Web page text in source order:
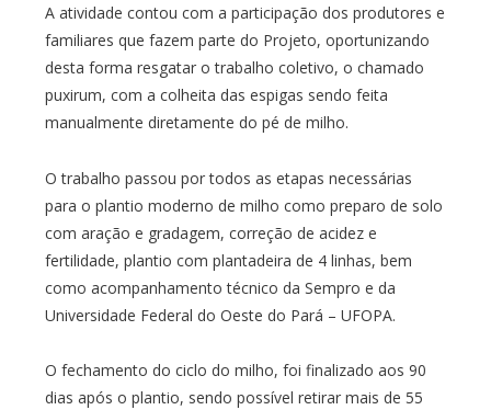
A atividade contou com a participação dos produtores e
familiares que fazem parte do Projeto, oportunizando
desta forma resgatar o trabalho coletivo, o chamado
puxirum, com a colheita das espigas sendo feita
manualmente diretamente do pé de milho.
O trabalho passou por todos as etapas necessárias
para o plantio moderno de milho como preparo de solo
com aração e gradagem, correção de acidez e
fertilidade, plantio com plantadeira de 4 linhas, bem
como acompanhamento técnico da Sempro e da
Universidade Federal do Oeste do Pará – UFOPA.
O fechamento do ciclo do milho, foi finalizado aos 90
dias após o plantio, sendo possível retirar mais de 55